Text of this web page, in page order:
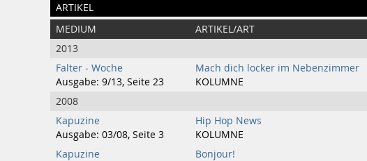
ARTIKEL
MEDIUM ARTIKEL/ART
2013
Falter - Woche
Ausgabe: 9/13, Seite 23
Mach dich locker im Nebenzimmer
KOLUMNE
2008
Kapuzine
Ausgabe: 03/08, Seite 3
Hip Hop News
KOLUMNE
Kapuzine
Bonjour!